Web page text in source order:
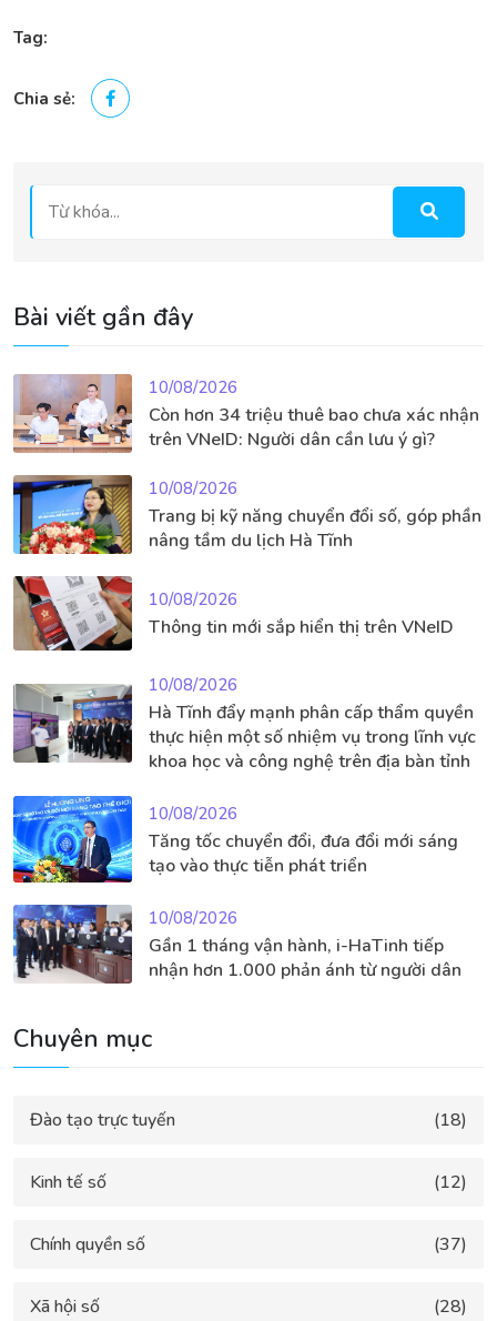
Tag:
Chia sẻ:
Bài viết gần đây
10/08/2026
Còn hơn 34 triệu thuê bao chưa xác nhận
trên VNeID: Người dân cần lưu ý gì?
10/08/2026
Trang bị kỹ năng chuyển đổi số, góp phần
nâng tầm du lịch Hà Tĩnh
10/08/2026
Thông tin mới sắp hiển thị trên VNeID
10/08/2026
Hà Tĩnh đẩy mạnh phân cấp thẩm quyền
thực hiện một số nhiệm vụ trong lĩnh vực
khoa học và công nghệ trên địa bàn tỉnh
10/08/2026
Tăng tốc chuyển đổi, đưa đổi mới sáng
tạo vào thực tiễn phát triển
10/08/2026
Gần 1 tháng vận hành, i-HaTinh tiếp
nhận hơn 1.000 phản ánh từ người dân
Chuyên mục
Đào tạo trực tuyến (18)
Kinh tế số (12)
Chính quyền số (37)
Xã hội số (28)